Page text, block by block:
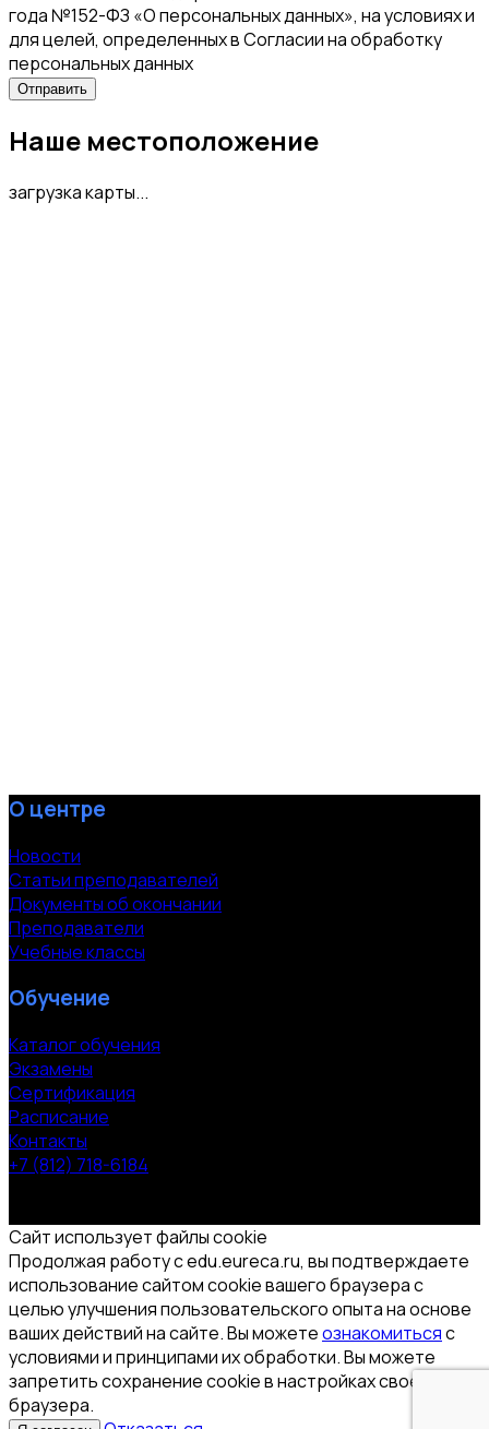
года №152-ФЗ «О персональных данных», на условиях и
для целей, определенных в Согласии на обработку
персональных данных
Наше местоположение
загрузка карты...
О центре
Новости
Статьи преподавателей
Документы об окончании
Преподаватели
Учебные классы
Обучение
Каталог обучения
Экзамены
Сертификация
Расписание
Контакты
+7 (812) 718-6184
Сайт использует файлы cookie
Продолжая работу с edu.eureca.ru, вы подтверждаете
использование сайтом cookie вашего браузера с
целью улучшения пользовательского опыта на основе
ваших действий на сайте. Вы можетеознакомитьсяс
условиями и принципами их обработки. Вы можете
запретить сохранение cookie в настройках своего
браузера.